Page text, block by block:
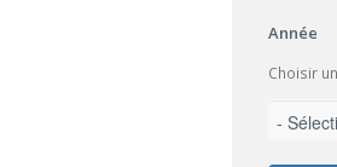
Année
Choisir